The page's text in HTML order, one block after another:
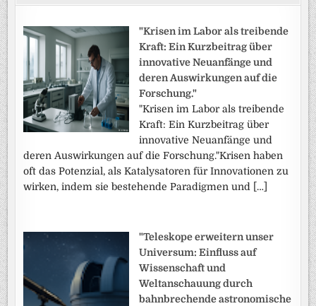
"Krisen im Labor als treibende
Kraft: Ein Kurzbeitrag über
innovative Neuanfänge und
deren Auswirkungen auf die
Forschung."
"Krisen im Labor als treibende
Kraft: Ein Kurzbeitrag über
innovative Neuanfänge und
deren Auswirkungen auf die Forschung."Krisen haben
oft das Potenzial, als Katalysatoren für Innovationen zu
wirken, indem sie bestehende Paradigmen und […]
"Teleskope erweitern unser
Universum: Einfluss auf
Wissenschaft und
Weltanschauung durch
bahnbrechende astronomische